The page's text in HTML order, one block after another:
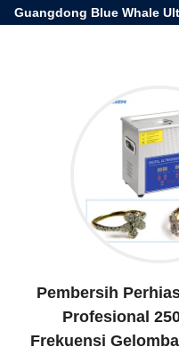
Guangdong Blue Whale
Pembersih
Profesional
Frekuensi